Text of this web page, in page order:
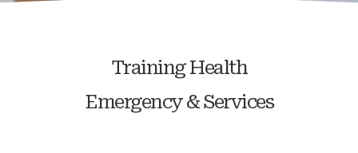
Training Health
Emergency & Services